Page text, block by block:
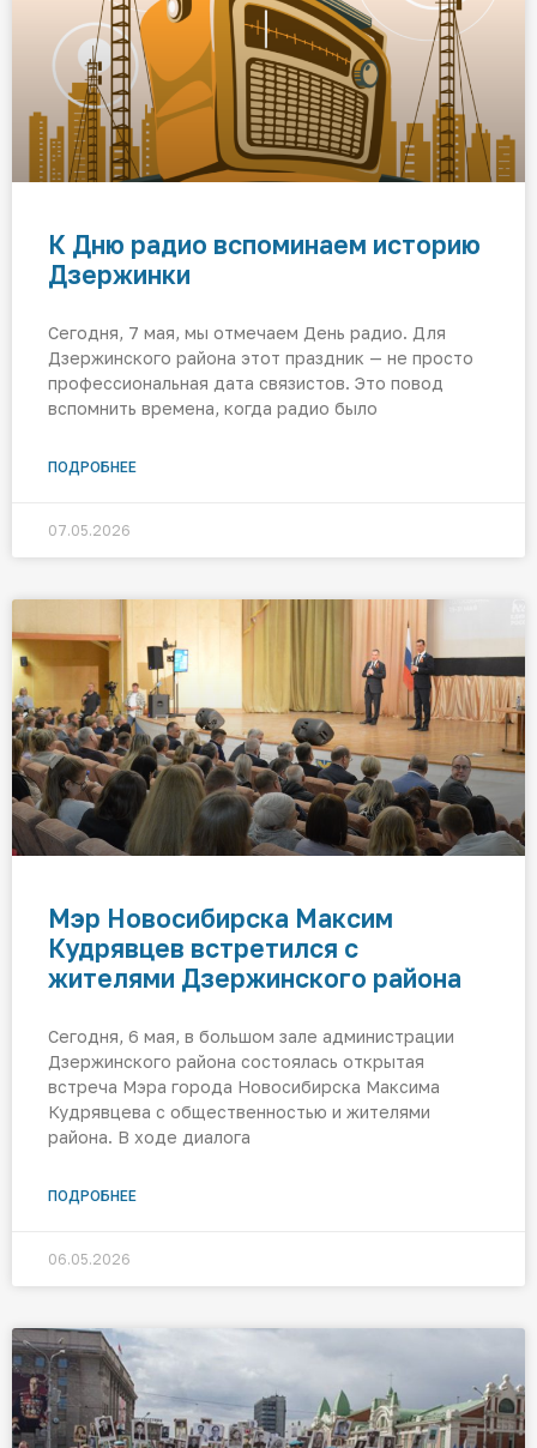
К Дню радио вспоминаем историю
Дзержинки
Сегодня, 7 мая, мы отмечаем День радио. Для
Дзержинского района этот праздник — не просто
профессиональная дата связистов. Это повод
вспомнить времена, когда радио было
ПОДРОБНЕЕ
07.05.2026
Мэр Новосибирска Максим
Кудрявцев встретился с
жителями Дзержинского района
Сегодня, 6 мая, в большом зале администрации
Дзержинского района состоялась открытая
встреча Мэра города Новосибирска Максима
Кудрявцева с общественностью и жителями
района. В ходе диалога
ПОДРОБНЕЕ
06.05.2026